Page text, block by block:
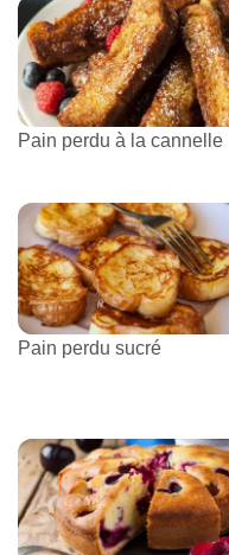
Pain perdu à la cannelle
Pain perdu sucré